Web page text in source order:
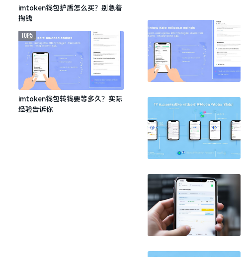
imtoken钱包护盾怎么买？别急着
掏钱
imtoken钱包转钱要等多久？实际
经验告诉你
TOP5